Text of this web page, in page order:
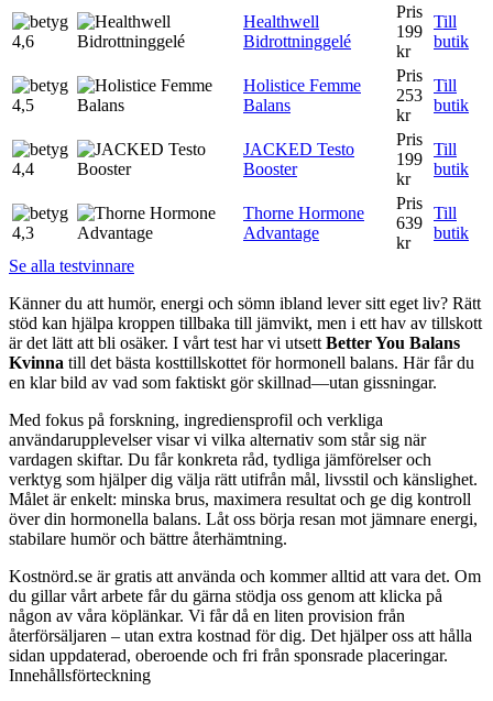
4,6
Healthwell
Bidrottninggelé
Pris
199
kr
Till
butik
4,5
Holistice Femme
Balans
Pris
253
kr
Till
butik
4,4
JACKED Testo
Booster
Pris
199
kr
Till
butik
4,3
Thorne Hormone
Advantage
Pris
639
kr
Till
butik
Se alla testvinnare
Känner du att humör, energi och sömn ibland lever sitt eget liv? Rätt
stöd kan hjälpa kroppen tillbaka till jämvikt, men i ett hav av tillskott
är det lätt att bli osäker. I vårt test har vi utsett Better You Balans
Kvinna till det bästa kosttillskottet för hormonell balans. Här får du
en klar bild av vad som faktiskt gör skillnad—utan gissningar.
Med fokus på forskning, ingrediensprofil och verkliga
användarupplevelser visar vi vilka alternativ som står sig när
vardagen skiftar. Du får konkreta råd, tydliga jämförelser och
verktyg som hjälper dig välja rätt utifrån mål, livsstil och känslighet.
Målet är enkelt: minska brus, maximera resultat och ge dig kontroll
över din hormonella balans. Låt oss börja resan mot jämnare energi,
stabilare humör och bättre återhämtning.
Kostnörd.se är gratis att använda och kommer alltid att vara det. Om
du gillar vårt arbete får du gärna stödja oss genom att klicka på
någon av våra köplänkar. Vi får då en liten provision från
återförsäljaren – utan extra kostnad för dig. Det hjälper oss att hålla
sidan uppdaterad, oberoende och fri från sponsrade placeringar.
Innehållsförteckning